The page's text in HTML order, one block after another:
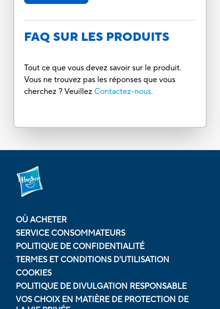
FAQ SUR LES PRODUITS
Tout ce que vous devez savoir sur le produit.
Vous ne trouvez pas les réponses que vous
cherchez ? Veuillez Contactez-nous.
OÙ ACHETER
SERVICE CONSOMMATEURS
POLITIQUE DE CONFIDENTIALITÉ
TERMES ET CONDITIONS D'UTILISATION
COOKIES
POLITIQUE DE DIVULGATION RESPONSABLE
VOS CHOIX EN MATIÈRE DE PROTECTION DE